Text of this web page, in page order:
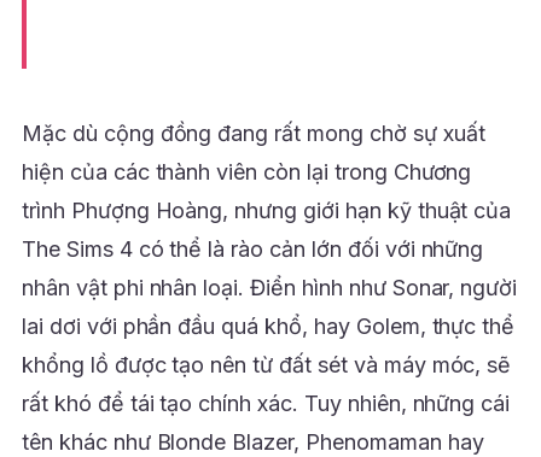
Mặc dù cộng đồng đang rất mong chờ sự xuất
hiện của các thành viên còn lại trong Chương
trình Phượng Hoàng, nhưng giới hạn kỹ thuật của
The Sims 4 có thể là rào cản lớn đối với những
nhân vật phi nhân loại. Điển hình như Sonar, người
lai dơi với phần đầu quá khổ, hay Golem, thực thể
khổng lồ được tạo nên từ đất sét và máy móc, sẽ
rất khó để tái tạo chính xác. Tuy nhiên, những cái
tên khác như Blonde Blazer, Phenomaman hay